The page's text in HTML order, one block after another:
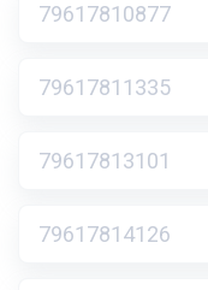
79617810877
79617811335
79617813101
79617814126